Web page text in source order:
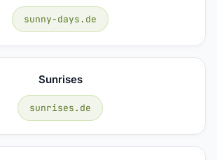
sunny-days.de
Sunrises
sunrises.de